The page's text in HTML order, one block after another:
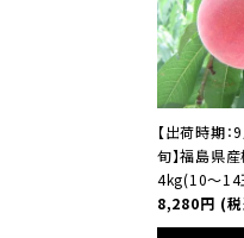
【出荷時期
旬】福島県
4kg(10～14
8,280円 (